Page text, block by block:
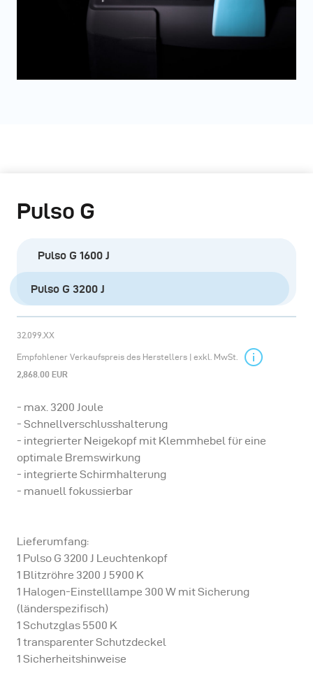
Pulso G
Pulso G 1600 J
Pulso G 3200 J
32.099.XX
Empfohlener Verkaufspreis des Herstellers | exkl. MwSt.
2,868.00 EUR
- max. 3200 Joule
- Schnellverschlusshalterung
- integrierter Neigekopf mit Klemmhebel für eine
optimale Bremswirkung
- integrierte Schirmhalterung
- manuell fokussierbar
Lieferumfang:
1 Pulso G 3200 J Leuchtenkopf
1 Blitzröhre 3200 J 5900 K
1 Halogen-Einstelllampe 300 W mit Sicherung
(länderspezifisch)
1 Schutzglas 5500 K
1 transparenter Schutzdeckel
1 Sicherheitshinweise